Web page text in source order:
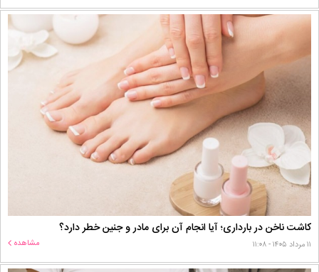
کاشت ناخن در بارداری؛ آیا انجام آن برای مادر و جنین خطر دارد؟
۱۱ مرداد ۱۴۰۵ - ۱۱:۰۸ مشاهده